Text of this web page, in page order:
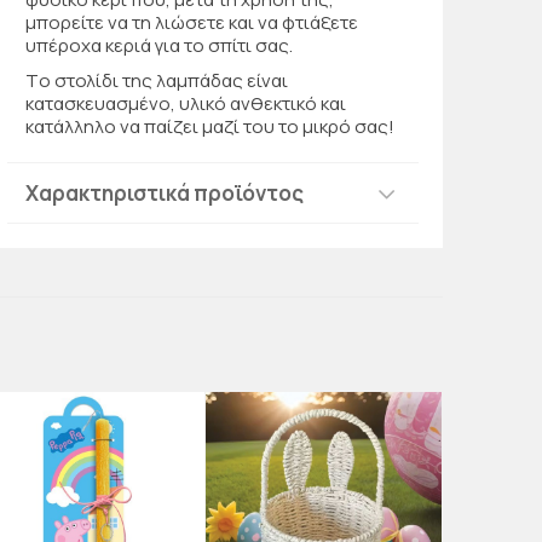
μπορείτε να τη λιώσετε και να φτιάξετε
υπέροχα κεριά για το σπίτι σας.
Τo στολίδι της λαμπάδας είναι
κατασκευασμένο, υλικό ανθεκτικό και
κατάλληλο να παίζει μαζί του το μικρό σας!
Χαρακτηριστικά προϊόντος